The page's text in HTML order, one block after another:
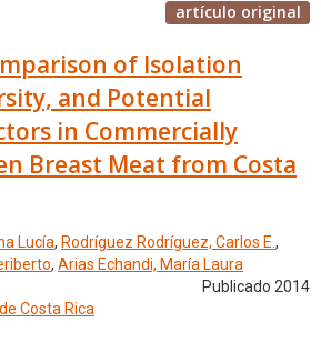
artículo original
of Isolation
and Potential
in Commercially
Breast Meat from Costa
Lucía, Rodríguez Rodríguez, Carlos E.,
, Arias Echandi, María Laura
Publicado 2014
Costa Rica